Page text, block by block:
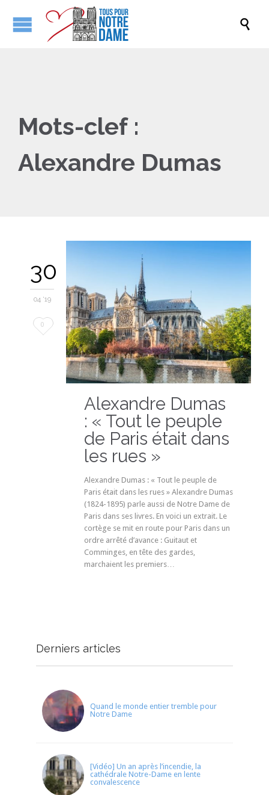

Mots-clef :
Alexandre Dumas
30
04 '19
Love
0
Alexandre Dumas
: « Tout le peuple
de Paris était dans
les rues »
Alexandre Dumas : « Tout le peuple de
Paris était dans les rues » Alexandre Dumas
(1824-1895) parle aussi de Notre Dame de
Paris dans ses livres. En voici un extrait. Le
cortège se mit en route pour Paris dans un
ordre arrêté d’avance : Guitaut et
Comminges, en tête des gardes,
marchaient les premiers…
Derniers articles
Quand le monde entier tremble pour
Notre Dame
[Vidéo] Un an après l’incendie, la
cathédrale Notre-Dame en lente
convalescence